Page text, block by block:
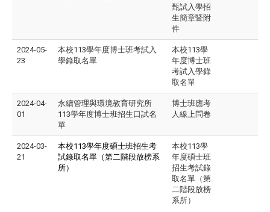
甄試入學招
生簡章暨附
件
2024-05-
23
本校113學年度博士班考試入
學錄取名單
本校113學
年度博士班
考試入學錄
取名單
2024-04-
01
永續管理與環境教育研究所
113學年度博士班招生口試名
單
博士班應考
人線上問卷
2024-03-
21
本校113學年度碩士班招生考
試錄取名單（第二階段放榜系
所）
本校113學
年度碩士班
招生考試錄
取名單（第
二階段放榜
系所）